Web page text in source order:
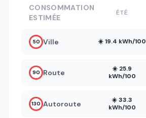
CONSOMMATION
ESTIMÉE
ÉTÉ
50 Ville ☀️ 19.4 kWh/100
90 Route
☀️ 25.9
kWh/100
130 Autoroute
☀️ 33.3
kWh/100